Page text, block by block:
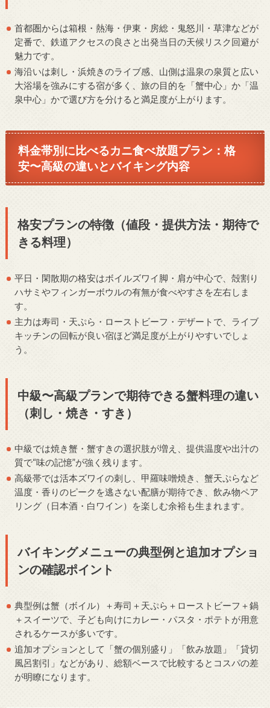
首都圏からは箱根・熱海・伊東・房総・鬼怒川・草津などが
定番で、鉄道アクセスの良さと出発当日の天候リスク回避が
魅力です。
海沿いは刺し・浜焼きのライブ感、山側は温泉の泉質と広い
大浴場を強みにする宿が多く、旅の目的を「蟹中心」か「温
泉中心」かで選び方を分けると満足度が上がります。
料金帯別に比べるカニ食べ放題プラン：格
安〜高級の違いとバイキング内容
格安プランの特徴（値段・提供方法・期待で
きる料理）
平日・閑散期の格安はボイルズワイ脚・肩が中心で、殻割り
ハサミやフィンガーボウルの有無が食べやすさを左右しま
す。
主力は寿司・天ぷら・ローストビーフ・デザートで、ライブ
キッチンの回転が良い宿ほど満足度が上がりやすいでしょ
う。
中級〜高級プランで期待できる蟹料理の違い
（刺し・焼き・すき）
中級では焼き蟹・蟹すきの選択肢が増え、提供温度や出汁の
質で“味の記憶”が強く残ります。
高級帯では活本ズワイの刺し、甲羅味噌焼き、蟹天ぷらなど
温度・香りのピークを逃さない配膳が期待でき、飲み物ペア
リング（日本酒・白ワイン）を楽しむ余裕も生まれます。
バイキングメニューの典型例と追加オプショ
ンの確認ポイント
典型例は蟹（ボイル）＋寿司＋天ぷら＋ローストビーフ＋鍋
＋スイーツで、子ども向けにカレー・パスタ・ポテトが用意
されるケースが多いです。
追加オプションとして「蟹の個別盛り」「飲み放題」「貸切
風呂割引」などがあり、総額ベースで比較するとコスパの差
が明瞭になります。